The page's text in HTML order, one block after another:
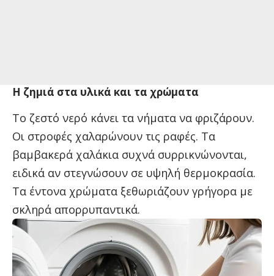
Η ζημιά στα υλικά και τα χρώματα
Το ζεστό νερό κάνει τα νήματα να φριζάρουν.
Οι στροφές χαλαρώνουν τις ραφές. Τα
βαμβακερά χαλάκια συχνά συρρικνώνονται,
ειδικά αν στεγνώσουν σε υψηλή θερμοκρασία.
Τα έντονα χρώματα ξεθωριάζουν γρήγορα με
σκληρά απορρυπαντικά.